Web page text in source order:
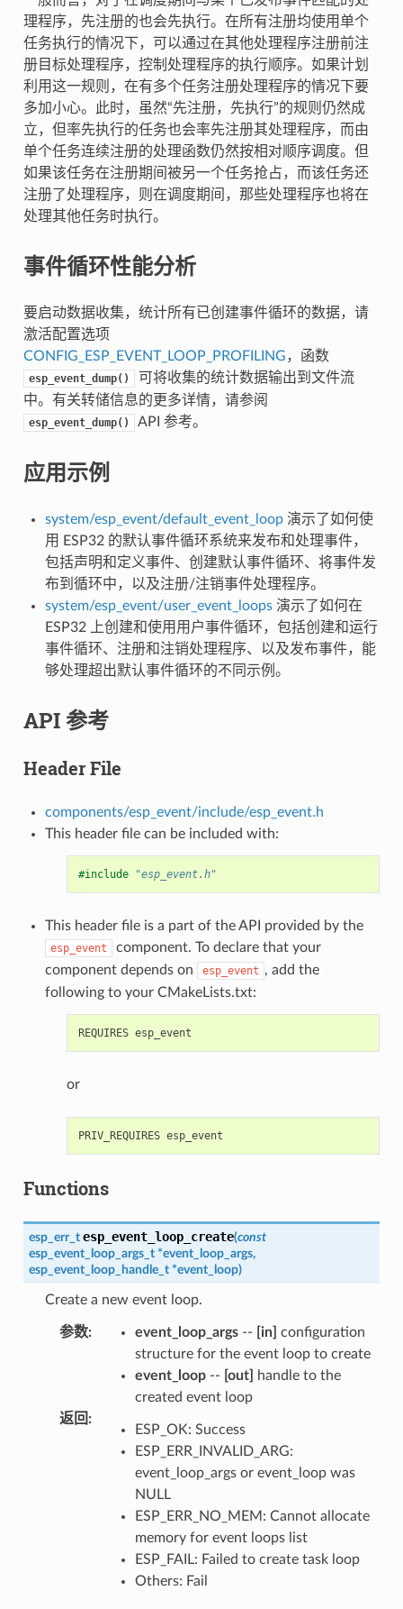
理程序，先注册的也会先执行。在所有注册均使用单个
任务执行的情况下，可以通过在其他处理程序注册前注
册目标处理程序，控制处理程序的执行顺序。如果计划
利用这一规则，在有多个任务注册处理程序的情况下要
多加小心。此时，虽然“先注册，先执行”的规则仍然成
立，但率先执行的任务也会率先注册其处理程序，而由
单个任务连续注册的处理函数仍然按相对顺序调度。但
如果该任务在注册期间被另一个任务抢占，而该任务还
注册了处理程序，则在调度期间，那些处理程序也将在
处理其他任务时执行。
事件循环性能分析
要启动数据收集，统计所有已创建事件循环的数据，请
激活配置选项
CONFIG_ESP_EVENT_LOOP_PROFILING，函数
esp_event_dump()
可将收集的统计数据输出到文件流
中。有关转储信息的更多详情，请参阅
esp_event_dump() API 参考。
应用示例
system/esp_event/default_event_loop演示了如何使
用 ESP32 的默认事件循环系统来发布和处理事件，
包括声明和定义事件、创建默认事件循环、将事件发
布到循环中，以及注册/注销事件处理程序。
system/esp_event/user_event_loops演示了如何在
ESP32 上创建和使用用户事件循环，包括创建和运行
事件循环、注册和注销处理程序、以及发布事件，能
够处理超出默认事件循环的不同示例。
API 参考
Header File
components/esp_event/include/esp_event.h
This header file can be included with:
#include "esp_event.h"
This header file is a part of the API provided by the
esp_event
component. To declare that your
component depends on
esp_event , add the
following to your CMakeLists.txt:
or
Functions
esp_err_t esp_event_loop_create(const
esp_event_loop_args_t *event_loop_args,
esp_event_loop_handle_t *event_loop)
Create a new event loop.
参数: event_loop_args-- [in] configuration
structure for the event loop to create
event_loop-- [out]
handle to the
created event loop
返回 :
ESP_OK: Success
ESP_ERR_INVALID_ARG:
event_loop_args or event_loop was
NULL
ESP_ERR_NO_MEM: Cannot allocate
memory for event loops list
ESP_FAIL: Failed to create task loop
Others: Fail